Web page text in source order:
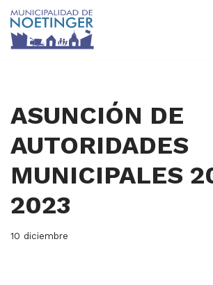
Saltar
ASUNCIÓN DE
AUTORIDADES
MUNICIPALES
2023
10 diciembre